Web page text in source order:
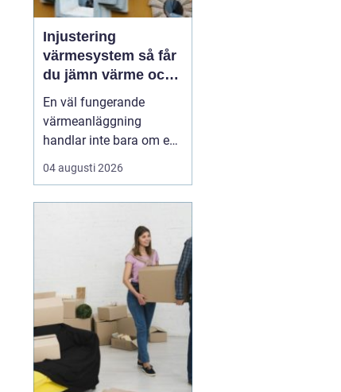
Injustering
värmesystem så får
du jämn värme och
lägre energikostnad
En väl fungerande
värmeanläggning
handlar inte bara om en
modern panna eller
värmepump. Utan rätt
försvinner en stor del av
effekten på vägen.
Många fastighetsägare
märker det som kalla
hörn, överhettad...
04 augusti 2026